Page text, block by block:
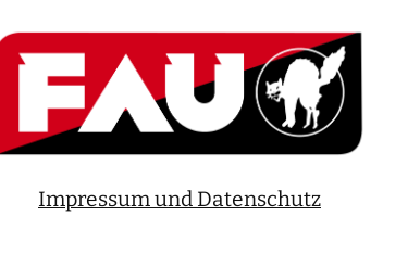
Impressum und Datenschutz